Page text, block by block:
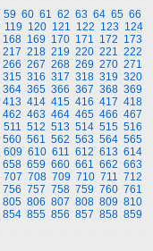
59 60 61 62 63 64 65 66
119 120 121 122 123 124
168 169 170 171 172 173
217 218 219 220 221 222
266 267 268 269 270 271
315 316 317 318 319 320
364 365 366 367 368 369
413 414 415 416 417 418
462 463 464 465 466 467
511 512 513 514 515 516
560 561 562 563 564 565
609 610 611 612 613 614
658 659 660 661 662 663
707 708 709 710 711 712
756 757 758 759 760 761
805 806 807 808 809 810
854 855 856 857 858 859